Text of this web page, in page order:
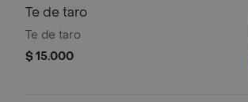
Te de taro
Te de taro
$ 15.000